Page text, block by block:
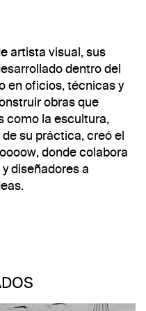
artista visual, sus
dentro del
en oficios, técnicas y
obras que
como la escultura,
su práctica, creó el
donde colabora
diseñadores a